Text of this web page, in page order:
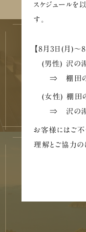
スケジュールを
す。
【8月3日(月)～8
(男性) 沢の
⇒ 棚田の
(女性) 棚田
⇒ 沢の湯
お客様にはご不
理解とご協力の